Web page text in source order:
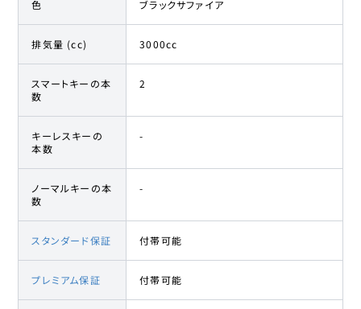
色 ブラックサファイア
排気量 (cc) 3000cc
スマートキーの本
数
2
キーレスキーの
本数
-
ノーマルキーの本
数
-
スタンダード保証 付帯可能
プレミアム保証 付帯可能